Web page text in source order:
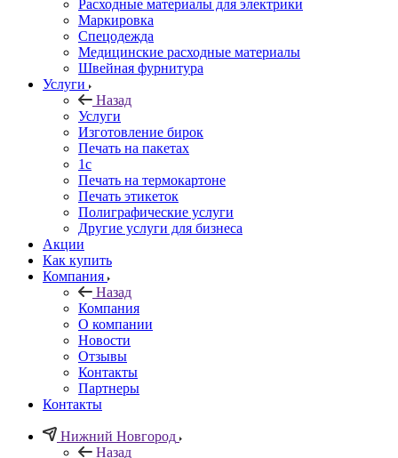
Расходные материалы для электрики
Маркировка
Спецодежда
Медицинские расходные материалы
Швейная фурнитура
Услуги
Назад
Услуги
Изготовление бирок
Печать на пакетах
1c
Печать на термокартоне
Печать этикеток
Полиграфические услуги
Другие услуги для бизнеса
Акции
Как купить
Компания
Назад
Компания
О компании
Новости
Отзывы
Контакты
Партнеры
Контакты
Нижний Новгород
Назад